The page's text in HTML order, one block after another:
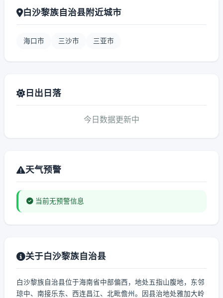
白沙黎族自治县附近城市
海口市 三沙市 三亚市
日出日落
今日数据更新中
天气预警
当前无预警信息
关于白沙黎族自治县
白沙黎族自治县位于海南省中部偏西，地处五指山腹地，东邻
琼中、南接乐东、西连昌江、北毗儋州。因县治地处雅加大岭